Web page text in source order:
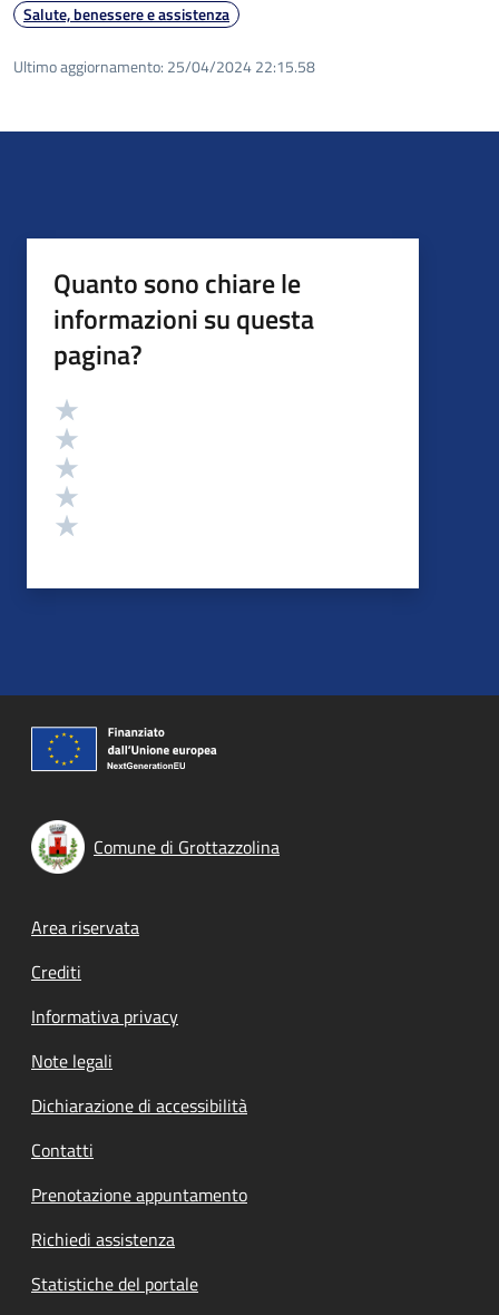
Salute, benessere e assistenza
Ultimo aggiornamento: 25/04/2024 22:15.58
Quanto sono chiare le
informazioni su questa
pagina?
Valutazione
Comune di Grottazzolina
Footer menu
Area riservata
Crediti
Informativa privacy
Note legali
Dichiarazione di accessibilità
Contatti
Prenotazione appuntamento
Richiedi assistenza
Statistiche del portale